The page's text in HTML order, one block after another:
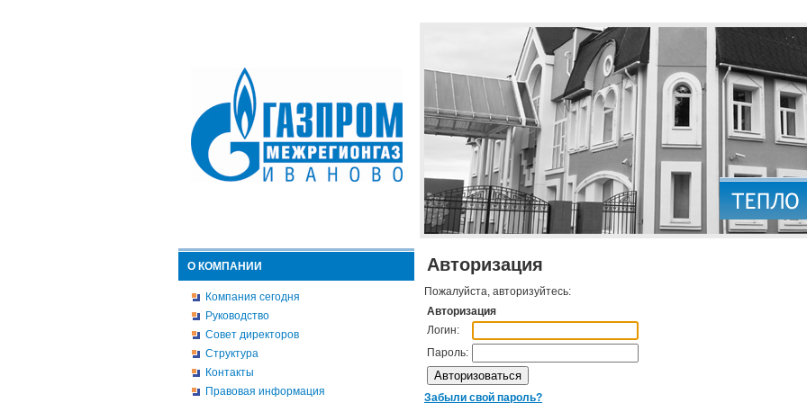
О КОМПАНИИ
Компания сегодня
Руководство
Совет директоров
Структура
Контакты
Правовая информация
Авторизация
Пожалуйста, авторизуйтесь:
Авторизация
Логин:
Пароль:
Забыли свой пароль?